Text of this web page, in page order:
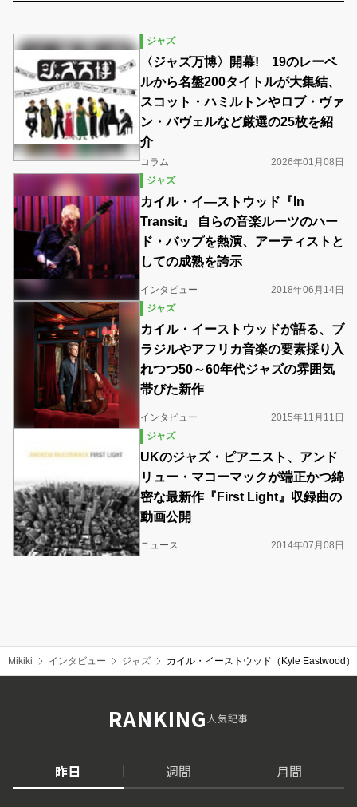
ジャズ
〈ジャズ万博〉開幕! 19のレーベ
ルから名盤200タイトルが大集結、
スコット・ハミルトンやロブ・ヴァ
ン・バヴェルなど厳選の25枚を紹
介
コラム
2026年01月08日
ジャズ
カイル・イ―ストウッド『In
Transit』 自らの音楽ルーツのハー
ド・バップを熱演、アーティストと
しての成熟を誇示
インタビュー
2018年06月14日
ジャズ
カイル・イーストウッドが語る、ブ
ラジルやアフリカ音楽の要素採り入
れつつ50～60年代ジャズの雰囲気
帯びた新作
インタビュー
2015年11月11日
ジャズ
UKのジャズ・ピアニスト、アンド
リュー・マコーマックが端正かつ綿
密な最新作『First Light』収録曲の
動画公開
ニュース 2014年07月08日
Mikiki インタビュー ジャズ カイル・イーストウッド（Kyle Eastwood
RANKING人気記事
昨日 週間 月間